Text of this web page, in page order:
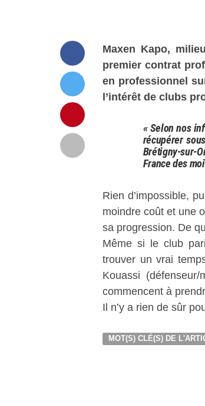
Maxen Kapo,
premier contrat
en professionnel
l’intérêt de clubs
« Selon nos
récupérer
Brétigny-sur-
France des
Rien d’impossible,
moindre coût et une
sa progression. De
Même si le club
trouver un vrai
Kouassi
commencent à
Il n’y a rien de sûr
MOT(S) CLÉ(S) DE